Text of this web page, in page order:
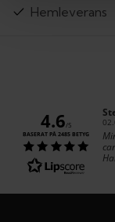
Hemleverans
4.6/5
BASERAT PÅ 2485 BETYG